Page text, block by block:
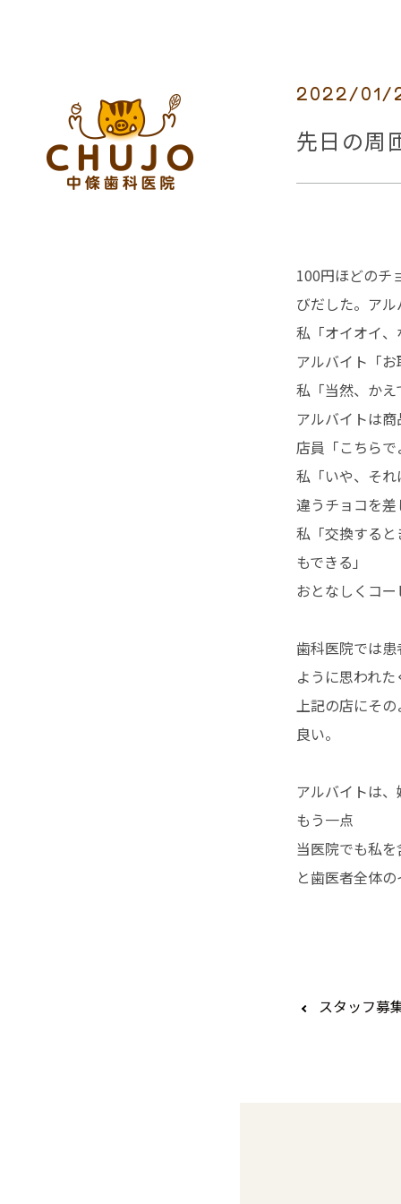
2022/01/
先日の周
100円ほどのチ
びだした。ア
私「オイオイ
アルバイト「
私「当然、かえ
アルバイトは
店員「こちら
私「いや、そ
違うチョコを
私「交換する
もできる」
おとなしくコ
歯科医院では
ように思われ
上記の店にそ
良い。
アルバイトは
もう一点
当医院でも私
と歯医者全
スタッフ募